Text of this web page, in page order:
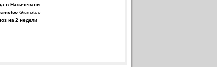
в Нахичевани
Gismeteo
на 2 недели